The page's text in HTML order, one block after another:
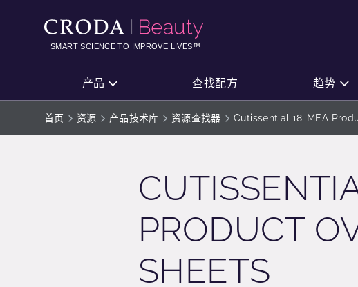
CONTENTSMART SCIENCE TO IMPROVE LIVES™
产品 查找配方 趋势
首页 资源 产品技术库 资源查找器 Cutissential 18-MEA
PRODUCT
SHEETS